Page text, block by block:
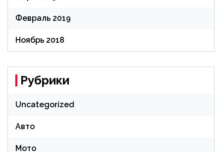
Февраль 2019
Ноябрь 2018
Рубрики
Uncategorized
Авто
Мото